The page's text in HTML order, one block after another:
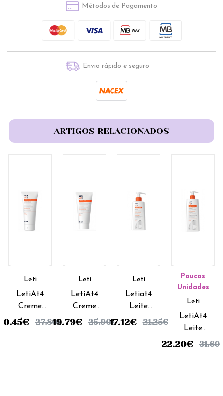
Métodos de Pagamento
Envio rápido e seguro
ARTIGOS RELACIONADOS
Leti
LetiAt4
Creme
Corporal
€ 27.80€
Leti
LetiAt4
Creme
Emoliente
19.79€ 25.90€
Leti
Letiat4
Leite
Corporal
17.12€ 21.25€
Poucas
Unidades
Leti
LetiAt4
Leite
Corporal
22.20€ 31.60